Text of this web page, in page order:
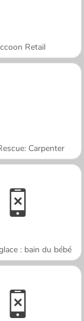
Retail
Carpenter
: bain du bébé